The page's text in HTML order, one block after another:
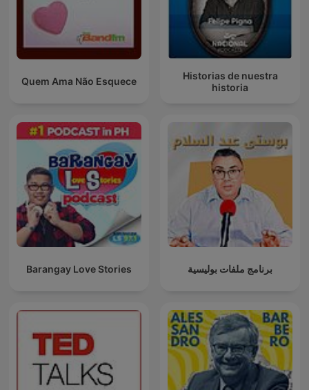
Quem Ama Não Esquece
Historias de nuestra
historia
Barangay Love Stories برنامج ملفات بوليسية